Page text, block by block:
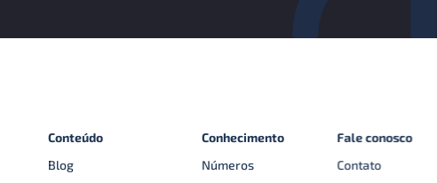
Conteúdo
Blog
Conhecimento
Números
Fale conosco
Contato